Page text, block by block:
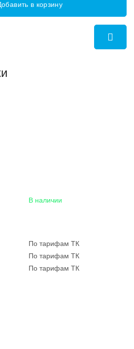
в корзину
В наличии
По тарифам ТК
По тарифам ТК
По тарифам ТК